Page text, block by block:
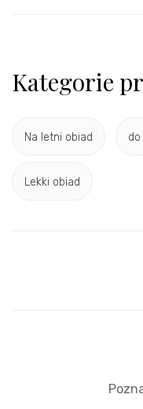
Kategorie
Na letni obiad
Lekki obiad